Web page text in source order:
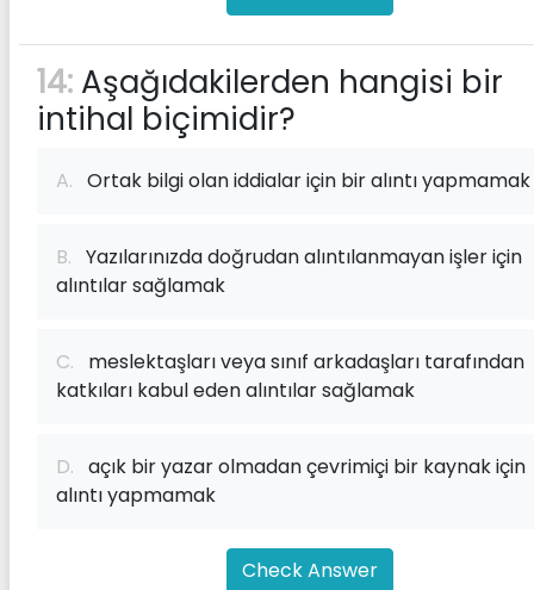
14: Aşağıdakilerden hangisi bir
intihal biçimidir?
A. Ortak bilgi olan iddialar için bir alıntı yapmamak
B. Yazılarınızda doğrudan alıntılanmayan işler için
alıntılar sağlamak
C. meslektaşları veya sınıf arkadaşları tarafından
katkıları kabul eden alıntılar sağlamak
D. açık bir yazar olmadan çevrimiçi bir kaynak için
alıntı yapmamak
Check Answer